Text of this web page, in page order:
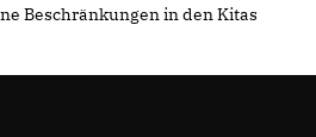
Beschränkungen in den Kitas